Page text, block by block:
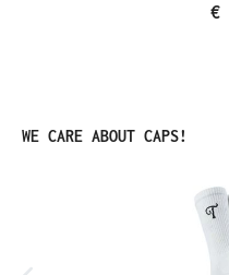
€
Productgalerij overslaan
WE CARE ABOUT CAPS!